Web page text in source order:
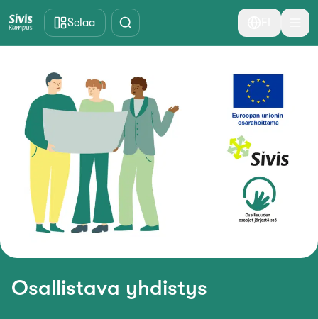
Siirry pääsisältöön
Selaa
Osallistava yhdistys